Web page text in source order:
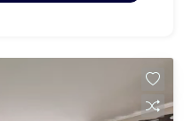
com potencial para
ampliações. Uma
e com